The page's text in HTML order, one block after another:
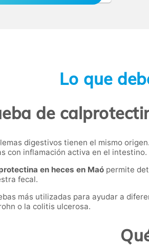
Lo que
de
digestivos tienen el mismo
con inflamación activa en el intestino.
en heces en Maó permite
fecal.
más utilizadas para ayudar a
o la colitis ulcerosa.